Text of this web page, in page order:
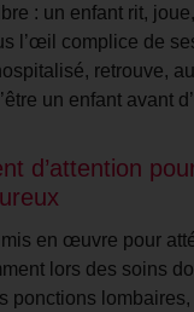
: un enfant rit,
l’œil complice de
retrouve,
un enfant avant
d’attention
mis en œuvre pour
lors des soins
ponctions